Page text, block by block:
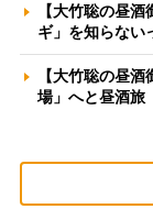
【大竹聡の昼
ギ」を知らな
【大竹聡の昼
場」へと昼酒